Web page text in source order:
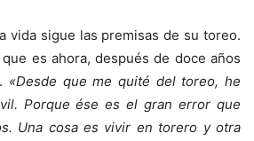
sigue las premisas de su toreo.
es ahora, después de doce años
«Desde que me quité del toreo, he
Porque ése es el gran error que
Una cosa es vivir en torero y otra